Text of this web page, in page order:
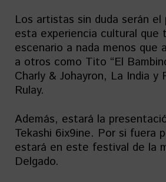
Los artistas sin duda serán
esta experiencia cultural que
escenario a nada menos que
a otros como Tito “El
Charly & Johayron, La India y
Rulay.
Además, estará la
Tekashi 6ix9ine. Por si fuera
estará en este festival de la
Delgado.